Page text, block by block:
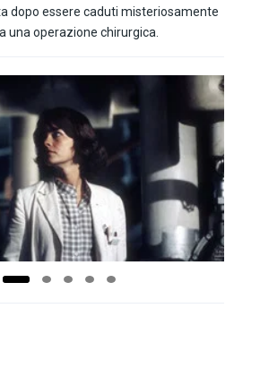
dopo essere caduti misteriosamente
una operazione chirurgica.